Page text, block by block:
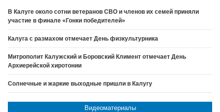
В Калуге около сотни ветеранов СВО и членов их семей приняли
участие в финале «Гонки победителей»
Калуга с размахом отмечает День физкультурника
Митрополит Калужский и Боровский Климент отмечает День
Архиерейской хиротонии
Солнечные и жаркие выходные пришли в Калугу
Видеоматериалы